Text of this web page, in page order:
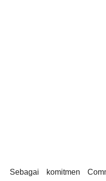
Sebagai komitmen